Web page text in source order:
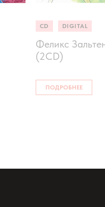
CD DIGITAL
Феликс
(2CD)
ПОДРОБНЕЕ